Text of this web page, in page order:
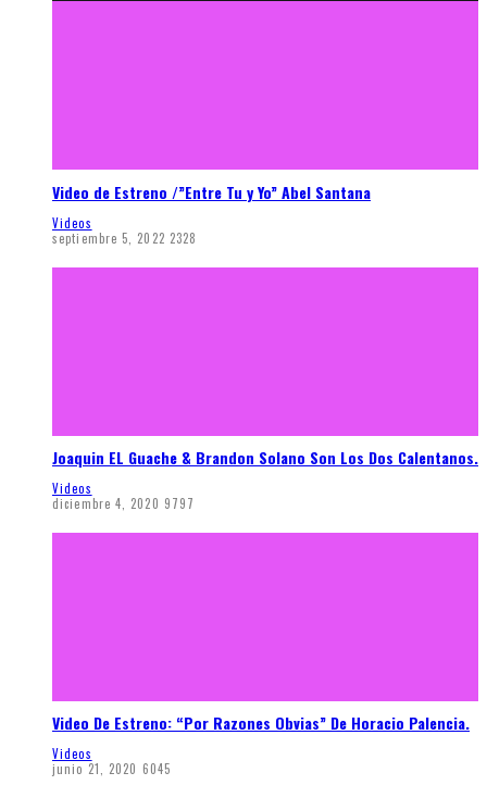
Video de Estreno /”Entre Tu y Yo” Abel Santana
Videos
septiembre 5, 2022 2328
Joaquin EL Guache & Brandon Solano Son Los Dos Calentanos.
Videos
diciembre 4, 2020 9797
Video De Estreno: “Por Razones Obvias” De Horacio Palencia.
Videos
junio 21, 2020 6045